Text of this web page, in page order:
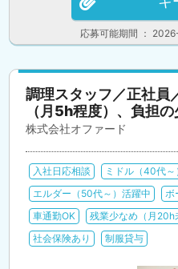
応募可能期間 ：
調理スタッフ／正社員
（月5h程度）、負担
株式会社オファード
入社日応相談
ミドル（40代～
エルダー（50代～）活躍中
ボ
車通勤OK
残業少なめ（月20h
社会保険あり
制服貸与